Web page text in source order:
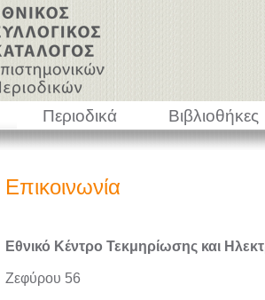
Περιοδικά Βιβλιοθήκες
Επικοινωνία
Εθνικό Κέντρο Τεκμηρίωσης και
Ζεφύρου 56